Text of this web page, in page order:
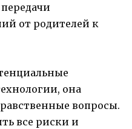
от родителей к
она
вопросы.
все риски и